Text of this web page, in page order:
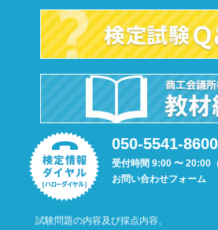
050-5541-8600
受付時間 9:00 〜 20:00
お問い合わせフォーム
試験問題の内容及び採点内容、